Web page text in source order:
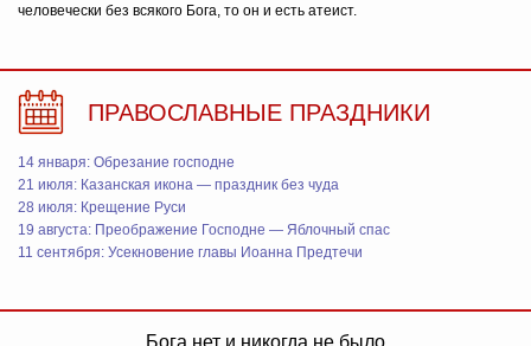
человечески без всякого Бога, то он и есть атеист.
ПРАВОСЛАВНЫЕ ПРАЗДНИКИ
14 января: Обрезание господне
21 июля: Казанская икона — праздник без чуда
28 июля: Крещение Руси
19 августа: Преображение Господне — Яблочный спас
11 сентября: Усекновение главы Иоанна Предтечи